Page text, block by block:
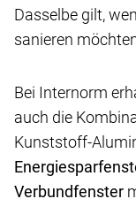
Dasselbe gilt,
sanieren
Bei Internorm
auch die
Kunststoff-
Verbundfenster